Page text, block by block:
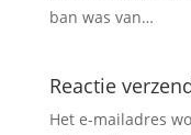
ban was van…
Reactie
Het e-mailadres